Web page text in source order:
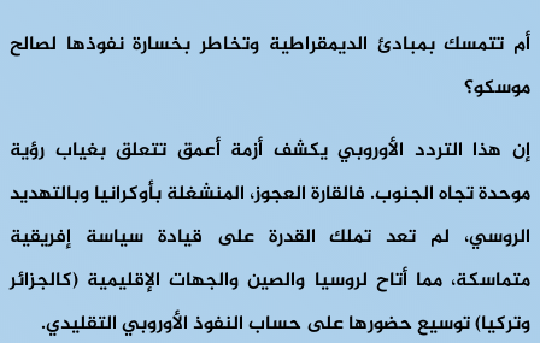
أم تتمسك بمبادئ الديمقراطية وتخاطر بخسارة نفوذها لصالح
موسكو؟
إن هذا التردد الأوروبي يكشف أزمة أعمق تتعلق بغياب رؤية
موحدة تجاه الجنوب. فالقارة العجوز، المنشغلة بأوكرانيا وبالتهديد
الروسي، لم تعد تملك القدرة على قيادة سياسة إفريقية
متماسكة، مما أتاح لروسيا والصين والجهات الإقليمية (كالجزائر
وتركيا) توسيع حضورها على حساب النفوذ الأوروبي التقليدي.